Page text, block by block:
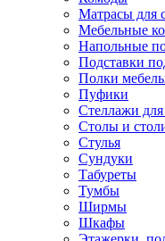
Матрасы для
Мебельные
Напольные
Подставки
Полки
Пуфики
Стеллажи
Столы и
Стулья
Сундуки
Табуреты
Тумбы
Ширмы
Шкафы